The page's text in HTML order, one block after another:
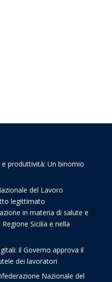
produttività: Un binomio
del Lavoro
legittimato
in materia di salute e
Sicilia e nella
il Governo approva il
dei lavoratori
Nazionale del